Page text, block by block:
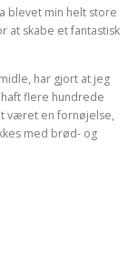
blevet min helt store
at skabe et fantastisk
har gjort at jeg
flere hundrede
været en fornøjelse,
med brød- og